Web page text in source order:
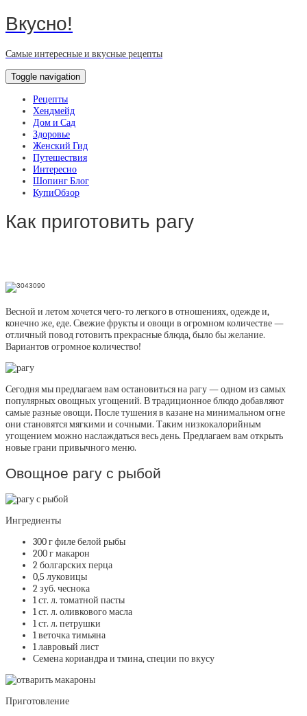
Вкусно!
Самые интересные и вкусные рецепты
Toggle navigation
Рецепты
Хендмейд
Дом и Сад
Здоровье
Женский Гид
Путешествия
Интересно
Шопинг Блог
КупиОбзор
Как приготовить рагу
Весной и летом хочется чего-то легкого в отношениях, одежде и,
конечно же, еде. Свежие фрукты и овощи в огромном количестве —
отличный повод готовить прекрасные блюда, было бы желание.
Вариантов огромное количество!
Сегодня мы предлагаем вам остановиться на рагу — одном из самых
популярных овощных угощений. В традиционное блюдо добавляют
самые разные овощи. После тушения в казане на минимальном огне
они становятся мягкими и сочными. Таким низкокалорийным
угощением можно наслаждаться весь день. Предлагаем вам открыть
новые грани привычного меню.
Овощное рагу с рыбой
Ингредиенты
300 г филе белой рыбы
200 г макарон
2 болгарских перца
0,5 луковицы
2 зуб. чеснока
1 ст. л. томатной пасты
1 ст. л. оливкового масла
1 ст. л. петрушки
1 веточка тимьяна
1 лавровый лист
Семена кориандра и тмина, специи по вкусу
Приготовление